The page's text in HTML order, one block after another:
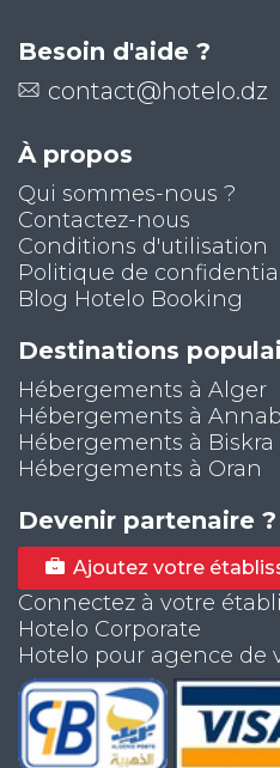
Besoin d'aide ?
contact@hotelo.dz
À propos
Qui sommes-nous ?
Contactez-nous
Conditions d'utilisation
Politique de
Blog Hotelo Booking
Destinations
Hébergements à Alger
Hébergements à
Hébergements à Biskra
Hébergements à Oran
Devenir partenaire ?
Ajoutez votre
Connectez à votre
Hotelo Corporate
Hotelo pour agence de